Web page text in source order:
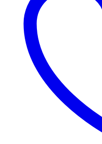
quantità